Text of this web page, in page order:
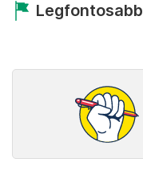
Legfontosabb